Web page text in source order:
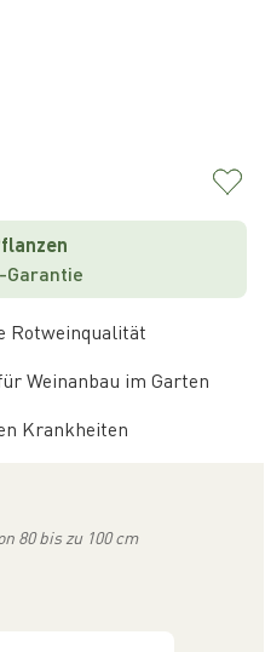
Garantie
Rotweinqualität
Weinanbau im Garten
Krankheiten
80 bis zu 100 cm